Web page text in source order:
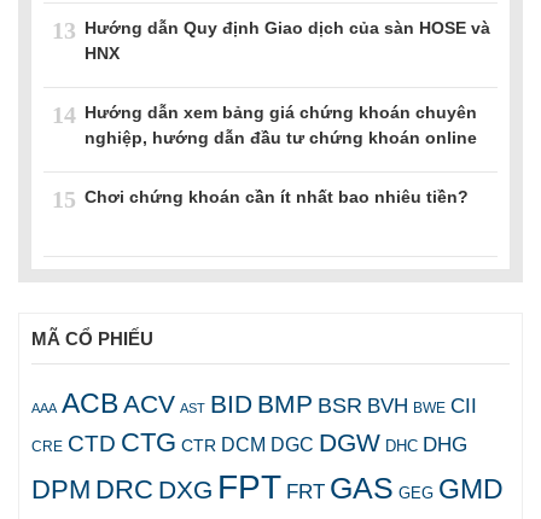
13 Hướng dẫn Quy định Giao dịch của sàn HOSE và
HNX
14 Hướng dẫn xem bảng giá chứng khoán chuyên
nghiệp, hướng dẫn đầu tư chứng khoán online
15 Chơi chứng khoán cần ít nhất bao nhiêu tiền?
MÃ CỔ PHIẾU
AAA ACBACV AST BID BMP BSR BVH BWE CII
CRE CTD CTG CTR DCM DGC DGW DHC DHG
DPM DRC DXG FPT FRT GAS GEG GMD